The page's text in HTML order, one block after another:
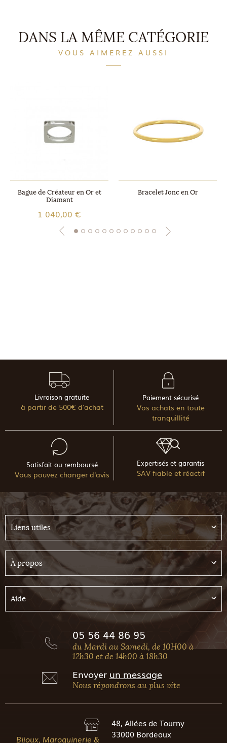
DANS LA MÊME CATÉGORIE
VOUS AIMEREZ AUSSI
Bague de Créateur en Or et
Diamant
1 040,00 €
Bracelet Jonc en Or
Livraison gratuite
à partir de 500€ d'achat
Paiement sécurisé
Vos achats en toute
tranquillité
Satisfait ou remboursé
Vous pouvez changer d'avis
Expertisés et garantis
SAV fiable et réactif
Liens utiles
À propos
Aide
05 56 44 86 95
du Mardi au Samedi, de 10H00 à
12h30 et de 14h00 à 18h30
Envoyer un message
Nous répondrons au plus vite
Bijoux, Maroquinerie &
48, Allées de Tourny
33000 Bordeaux